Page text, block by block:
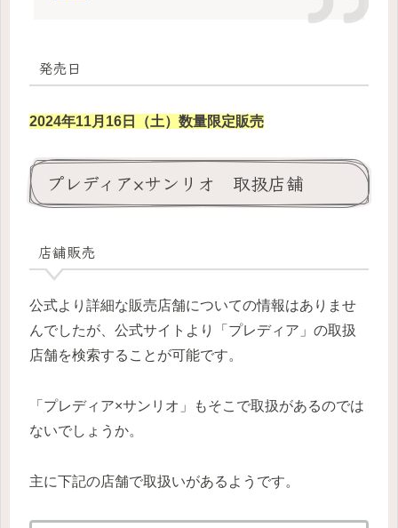
発売日
2024年11月16日（土）数量限定販売
プレディア×サンリオ 取扱店舗
店舗販売
公式より詳細な販売店舗についての情報はありませ
んでしたが、公式サイトより「プレディア」の取扱
店舗を検索することが可能です。
「プレディア×サンリオ」もそこで取扱があるのでは
ないでしょうか。
主に下記の店舗で取扱いがあるようです。